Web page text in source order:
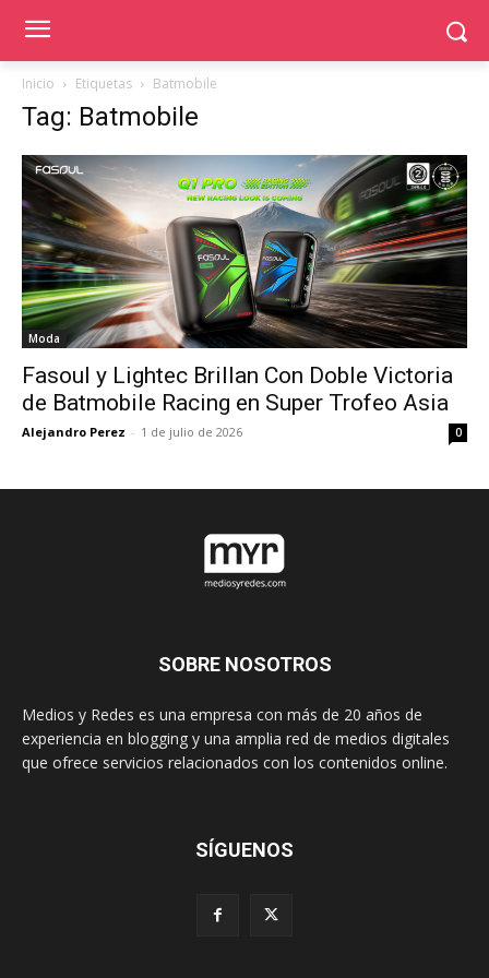
Inicio Etiquetas Batmobile
Tag: Batmobile
Moda
Fasoul y Lightec Brillan Con Doble Victoria
de Batmobile Racing en Super Trofeo Asia
Alejandro Perez - 1 de julio de 2026 0
SOBRE NOSOTROS
Medios y Redes es una empresa con más de 20 años de
experiencia en blogging y una amplia red de medios digitales
que ofrece servicios relacionados con los contenidos online.
SÍGUENOS